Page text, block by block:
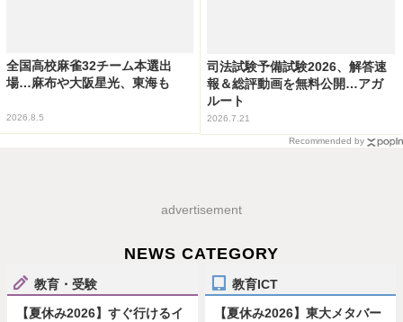
全国高校麻雀32チーム本選出
場…麻布や大阪星光、東海も
2026.8.5
司法試験予備試験2026、解答速
報＆総評動画を無料公開…アガ
ルート
2026.7.21
Recommended by
advertisement
NEWS CATEGORY
教育・受験
【夏休み2026】すぐ行けるイ
教育ICT
【夏休み2026】東大メタバー